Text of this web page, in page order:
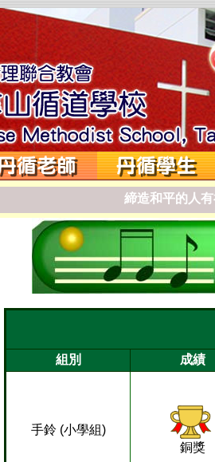
締造和平的 人有
組別 成績
手鈴 (小學組)
銅獎